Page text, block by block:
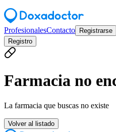
ProfesionalesContacto
Registrarse
Registro
Farmacia no
La farmacia que buscas no existe
Volver al listado